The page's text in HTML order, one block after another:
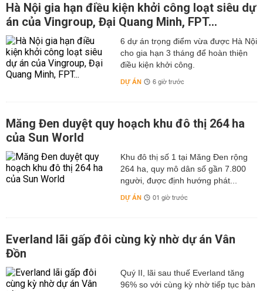
Hà Nội gia hạn điều kiện khởi công loạt siêu dự
án của Vingroup, Đại Quang Minh, FPT...
6 dự án trọng điểm vừa được Hà Nội
cho gia hạn 3 tháng để hoàn thiện
điều kiện khởi công.
DỰ ÁN 6 giờ trước
Măng Đen duyệt quy hoạch khu đô thị 264 ha
của Sun World
Khu đô thị số 1 tại Măng Đen rộng
264 ha, quy mô dân số gần 7.800
người, được định hướng phát...
DỰ ÁN 01 giờ trước
Everland lãi gấp đôi cùng kỳ nhờ dự án Vân
Đồn
Quý II, lãi sau thuế Everland tăng
96% so với cùng kỳ nhờ tiếp tục bàn